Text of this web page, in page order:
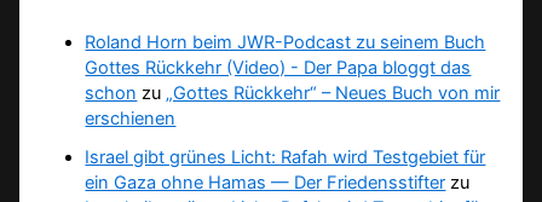
Roland Horn beim JWR-Podcast zu seinem Buch
Gottes Rückkehr (Video) - Der Papa bloggt das
schon zu „Gottes Rückkehr“ – Neues Buch von mir
erschienen
Israel gibt grünes Licht: Rafah wird Testgebiet für
ein Gaza ohne Hamas — Der Friedensstifter zu